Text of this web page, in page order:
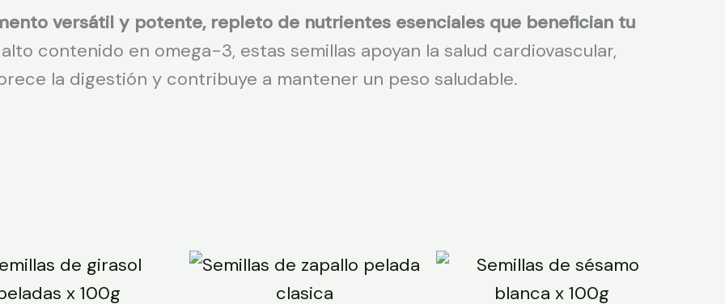
cantidad
versátil y potente, repleto de nutrientes esenciales que benefician tu
contenido en omega-3, estas semillas apoyan la salud cardiovascular,
la digestión y contribuye a mantener un peso saludable.